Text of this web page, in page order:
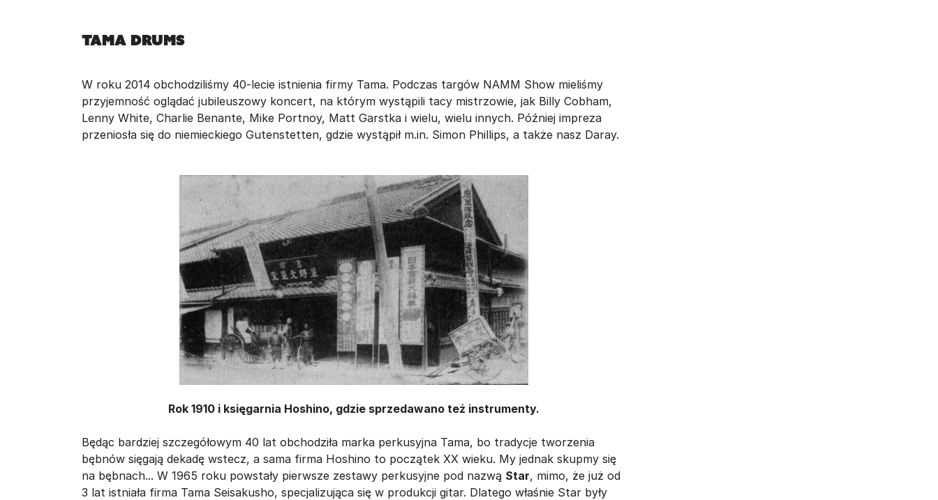
Tama Drums
W roku 2014 obchodziliśmy 40-lecie istnienia firmy Tama. Podczas targów NAMM Show mieliśmy
przyjemność oglądać jubileuszowy koncert, na którym wystąpili tacy mistrzowie, jak Billy Cobham,
Lenny White, Charlie Benante, Mike Portnoy, Matt Garstka i wielu, wielu innych. Później impreza
przeniosła się do niemieckiego Gutenstetten, gdzie wystąpił m.in. Simon Phillips, a także nasz Daray.
Rok 1910 i księgarnia Hoshino, gdzie sprzedawano też instrumenty.
Będąc bardziej szczegółowym 40 lat obchodziła marka perkusyjna Tama, bo tradycje tworzenia
bębnów sięgają dekadę wstecz, a sama firma Hoshino to początek XX wieku. My jednak skupmy się
na bębnach... W 1965 roku powstały pierwsze zestawy perkusyjne pod nazwą Star, mimo, że już od
3 lat istniała firma Tama Seisakusho, specjalizująca się w produkcji gitar. Dlatego właśnie Star były